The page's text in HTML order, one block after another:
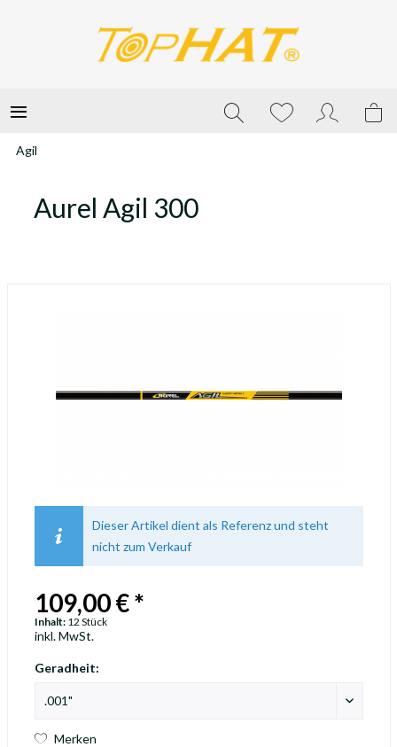
Agil
Aurel Agil 300
Dieser Artikel dient als Referenz und steht
nicht zum Verkauf
109,00 € *
Inhalt: 12 Stück
inkl. MwSt.
Geradheit:
Merken